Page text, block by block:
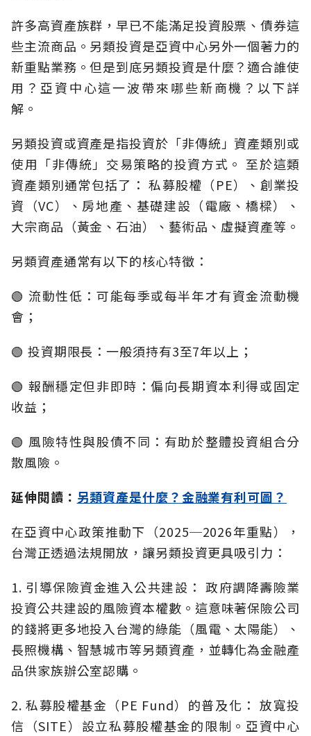
許多高資產族群，早已不能滿足投資股票、債券這
些主流商品。另類投資是亞資中心另外一個著力的
新重點業務。但是到底另類投資是什麼？適合誰使
用？亞資中心這一波帶來哪些新商機？以下詳
解。
另類投資或資產是指投資於「非傳統」資產類別或
使用「非傳統」交易策略的投資方式。 至於這類
資產類別通常包括了： 私募股權（PE）、創業投
資（VC）、房地產、基礎建設（電廠、橋樑）、
大宗商品（黃金、石油）、藝術品、虛擬資產等。
另類資產通常有以下的核心特徵：
🟢 流動性低：可能每季或每半年才有資金流動機
會；
🟢 投資期限長：一般須持有3至7年以上；
🟢 報酬穩定但非即時：偏向長期資本利得或固定
收益；
🟢 風險特性與股債不同：有助於整體投資組合分
散風險。
延伸閱讀： 另類資產是什麼？金融業有利可圖？
在亞資中心政策推動下（2025─2026年重點），
台灣正透過法規開放，讓另類投資更具吸引力：
1. 引導保險資金進入公共建設： 政府調降壽險業
投資公共建設的風險資本權數。這意味著保險公司
的錢將更多地投入台灣的綠能（風電、太陽能）、
長照機構、智慧城市等另類資產，並轉化為金融產
品供家族辦公室認購。
2. 私募股權基金（PE Fund）的普及化： 放寬投
信（SITE）設立私募股權基金的限制。亞資中心